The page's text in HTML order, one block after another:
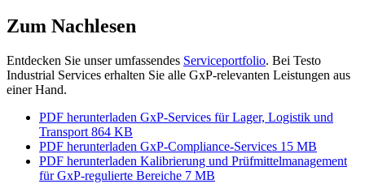
Zum Nachlesen
Entdecken Sie unser umfassendes Serviceportfolio. Bei Testo
Industrial Services erhalten Sie alle GxP-relevanten Leistungen aus
einer Hand.
PDF herunterladen GxP-Services für Lager, Logistik und
Transport 864 KB
PDF herunterladen GxP-Compliance-Services 15 MB
PDF herunterladen Kalibrierung und Prüfmittelmanagement
für GxP-regulierte Bereiche 7 MB